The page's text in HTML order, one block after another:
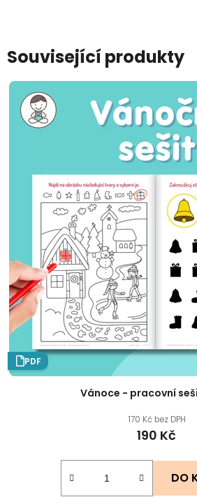
Související produkty
PDF
Vánoce - pracovní
170 Kč bez DPH
190 Kč
DO